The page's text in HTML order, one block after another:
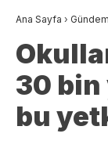
Ana Sayfa › Gündem
30 bin
bu